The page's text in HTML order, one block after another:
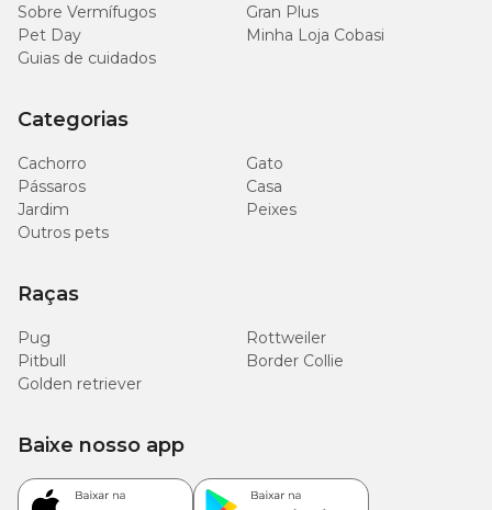
Sobre Vermífugos
Gran Plus
Pet Day
Minha Loja Cobasi
Guias de cuidados
Categorias
Cachorro
Gato
Pássaros
Casa
Jardim
Peixes
Outros pets
Raças
Pug
Rottweiler
Pitbull
Border Collie
Golden retriever
Baixe nosso app